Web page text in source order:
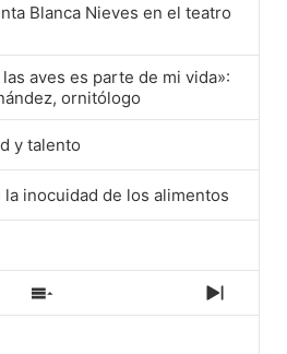
Blanca Nieves en el teatro
aves es parte de mi vida»:
ornitólogo
y talento
la inocuidad de los alimentos
Show
Episodes
Next